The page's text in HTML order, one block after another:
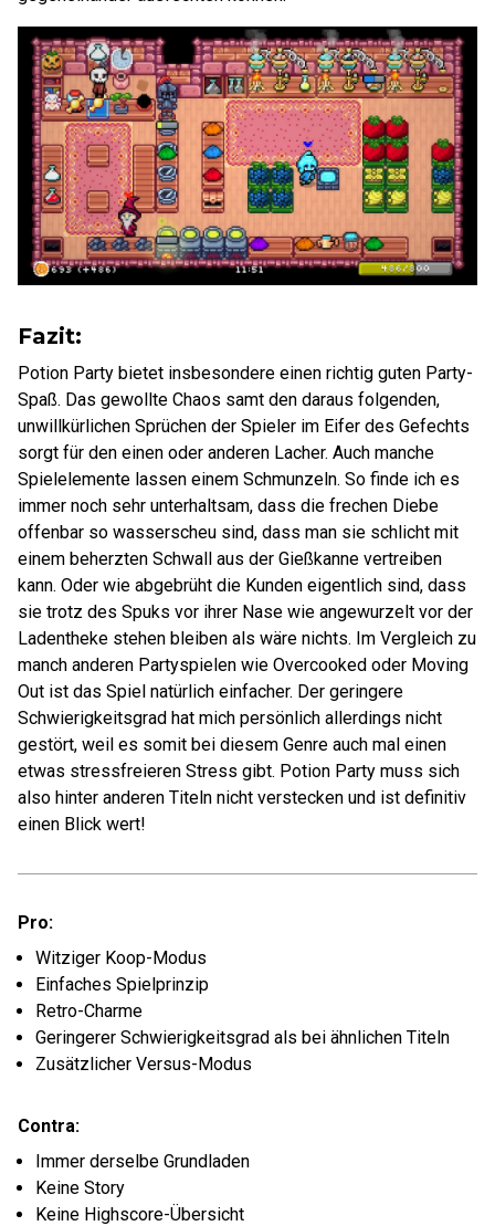
Fazit:
Potion Party bietet insbesondere einen richtig guten Party-
Spaß. Das gewollte Chaos samt den daraus folgenden,
unwillkürlichen Sprüchen der Spieler im Eifer des Gefechts
sorgt für den einen oder anderen Lacher. Auch manche
Spielelemente lassen einem Schmunzeln. So finde ich es
immer noch sehr unterhaltsam, dass die frechen Diebe
offenbar so wasserscheu sind, dass man sie schlicht mit
einem beherzten Schwall aus der Gießkanne vertreiben
kann. Oder wie abgebrüht die Kunden eigentlich sind, dass
sie trotz des Spuks vor ihrer Nase wie angewurzelt vor der
Ladentheke stehen bleiben als wäre nichts. Im Vergleich zu
manch anderen Partyspielen wie Overcooked oder Moving
Out ist das Spiel natürlich einfacher. Der geringere
Schwierigkeitsgrad hat mich persönlich allerdings nicht
gestört, weil es somit bei diesem Genre auch mal einen
etwas stressfreieren Stress gibt. Potion Party muss sich
also hinter anderen Titeln nicht verstecken und ist definitiv
einen Blick wert!
Pro:
Witziger Koop-Modus
Einfaches Spielprinzip
Retro-Charme
Geringerer Schwierigkeitsgrad als bei ähnlichen Titeln
Zusätzlicher Versus-Modus
Contra:
Immer derselbe Grundladen
Keine Story
Keine Highscore-Übersicht